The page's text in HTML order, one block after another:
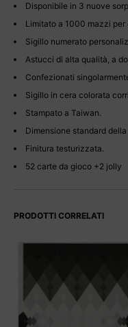
Disponibile in 3 nuove
Limitato a 1000 mazzi per
Sigillo numerato
Astucci di alta qualità, a
Confezionati
Sigillo in cera colorata
Stampato a Taiwan.
Dimensione standard
Finitura testurizzata.
52 carte da gioco +2 jolly
PRODOTTI CORRELATI